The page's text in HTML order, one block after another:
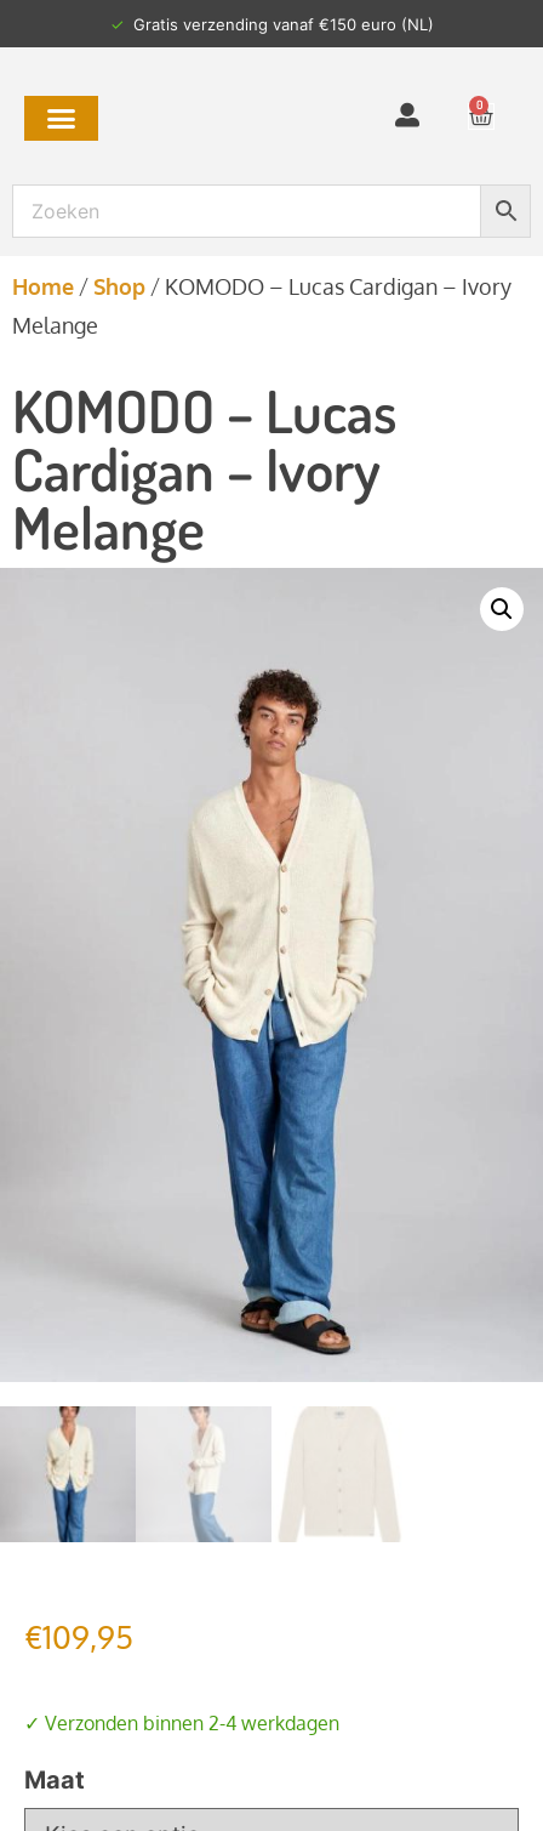
✓Gratis verzending vanaf €150 euro (NL)
0
Home / Shop / KOMODO – Lucas Cardigan – Ivory
Melange
KOMODO – Lucas
Cardigan – Ivory
Melange
€109,95
✓ Verzonden binnen 2-4 werkdagen
Maat